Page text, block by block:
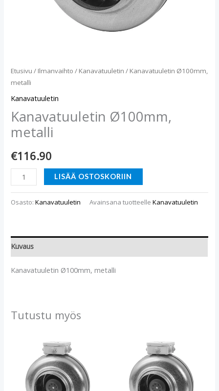
Etusivu / Ilmanvaihto / Kanavatuuletin / Kanavatuuletin Ø100mm,
metalli
Kanavatuuletin
Kanavatuuletin Ø100mm,
metalli
€116.90
LISÄÄ OSTOSKORIIN
Osasto:Kanavatuuletin Avainsana tuotteelleKanavatuuletin
Kuvaus
Kanavatuuletin Ø100mm, metalli
Tutustu myös